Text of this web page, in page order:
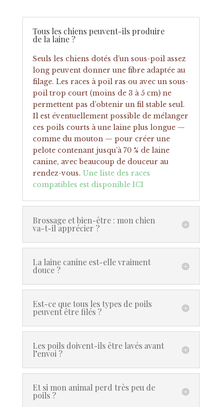
Tous les chiens peuvent-ils produire
de la laine ?
Seuls les chiens dotés d’un sous-poil assez
long peuvent donner une fibre adaptée au
filage. Les races à poil ras ou avec un sous-
poil trop court (moins de 3 à 5 cm) ne
permettent pas d’obtenir un fil stable seul.
Il est éventuellement possible de mélanger
ces poils courts à une laine plus longue —
comme du mouton — pour créer une
pelote contenant jusqu’à 70 % de laine
canine, avec beaucoup de douceur au
rendez-vous. Une liste des races
compatibles est disponible ICI
Brossage et bien-être : mon chien
va-t-il apprécier ?
La laine canine est-elle vraiment
douce ?
Est-ce que tous les types de poils
peuvent être filés ?
Les poils doivent-ils être lavés avant
l’envoi ?
Et si mon animal perd très peu de
poils ?